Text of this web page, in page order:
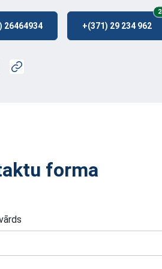
26464934 +(371) 29 234 962
forma